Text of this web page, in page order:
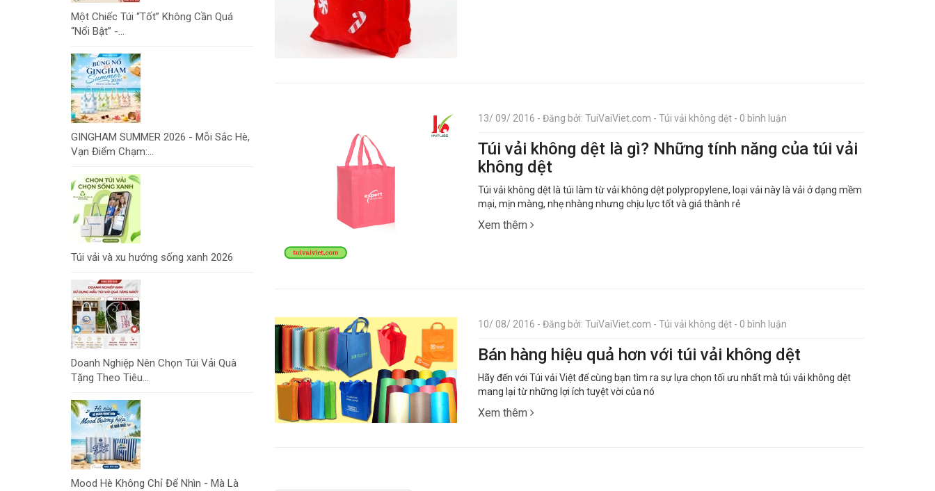
Một Chiếc Túi “Tốt” Không Cần Quá
“Nổi Bật” -...
GINGHAM SUMMER 2026 - Mỗi Sắc Hè,
Vạn Điểm Chạm:...
Túi vải và xu hướng sống xanh 2026
Doanh Nghiệp Nên Chọn Túi Vải Quà
Tặng Theo Tiêu...
Mood Hè Không Chỉ Để Nhìn - Mà Là
13/ 09/ 2016 - Đăng bởi: TuiVaiViet.com - Túi vải không dệt - 0 bình luận
Túi vải không dệt là gì? Những tính năng của túi vải
không dệt
Túi vải không dệt là túi làm từ vải không dệt polypropylene, loại vải này là vải ở dạng mềm
mại, mịn màng, nhẹ nhàng nhưng chịu lực tốt và giá thành rẻ
Xem thêm
10/ 08/ 2016 - Đăng bởi: TuiVaiViet.com - Túi vải không dệt - 0 bình luận
Bán hàng hiệu quả hơn với túi vải không dệt
Hãy đến với Túi vải Việt để cùng bạn tìm ra sự lựa chọn tối ưu nhất mà túi vải không dệt
mang lại từ những lợi ích tuyệt vời của nó
Xem thêm